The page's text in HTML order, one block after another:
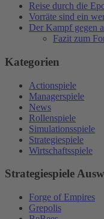
Reise durch die
Vorräte sind ein
Der Kampf gegen
Fazit zum
Kategorien
Actionspiele
Managerspiele
News
Rollenspiele
Simulationsspiele
Strategiespiele
Wirtschaftsspiele
Strategiespiele
Forge of Empires
Grepolis